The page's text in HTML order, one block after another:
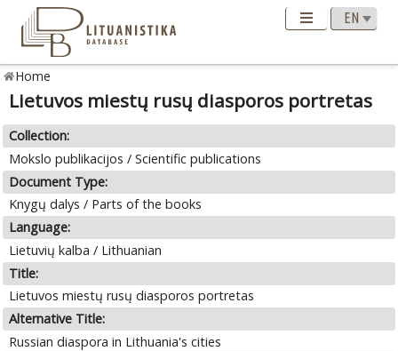
Home
Lietuvos miestų rusų diasporos portretas
Collection:
Mokslo publikacijos / Scientific publications
Document Type:
Knygų dalys / Parts of the books
Language:
Lietuvių kalba / Lithuanian
Title:
Lietuvos miestų rusų diasporos portretas
Alternative Title:
Russian diaspora in Lithuania's cities